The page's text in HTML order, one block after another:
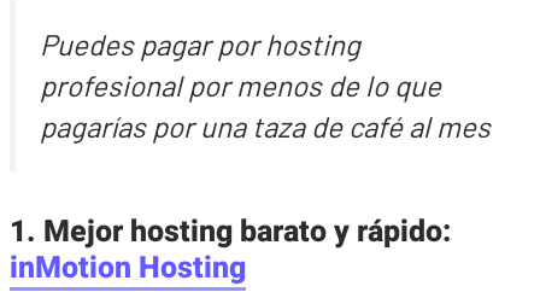
Puedes pagar por hosting
profesional por menos de lo que
pagarías por una taza de café al mes
1. Mejor hosting barato y rápido:
inMotion Hosting